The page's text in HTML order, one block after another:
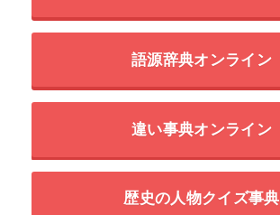
語源辞典オンライン
違い事典オンライン
歴史の人物クイズ事典